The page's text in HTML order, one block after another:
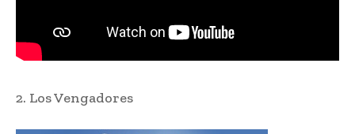
2. Los Vengadores